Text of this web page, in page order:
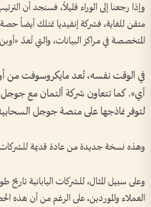
وإذا رجعنا إلى الوراء قليلاً، فسنجد أن
متقن للغاية، فشركة إنفيديا تمتلك أيضاً
المتخصصة في مراكز البيانات، والتي تُعدّ
في الوقت نفسه، تُعد مايكروسوفت من
آي». كما تتعاون شركة ألتمان مع
لتوفر نماذجها على منصة جوجل
وهذه نسخة جديدة من عادة قديمة
وعلى سبيل المثال، للشركات اليابانية
العملاء والموردين، على الرغم من أن هذه